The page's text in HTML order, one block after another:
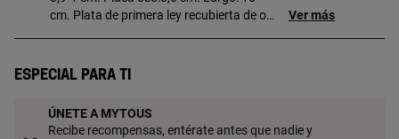
cm. Plata de primera ley recubierta de oro
Ver más
Especial para ti
ÚNETE A MYTOUS
Recibe recompensas, entérate antes que nadie y